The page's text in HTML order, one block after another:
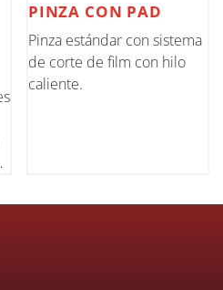
PINZA CON PAD
Pinza estándar con sistema
de corte de film con hilo
caliente.